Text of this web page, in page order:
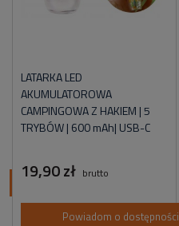
LATARKA LED
AKUMULATOROWA
CAMPINGOWA Z HAKIEM | 5
TRYBÓW | 600 mAh| USB-C
19,90 zł brutto
Powiadom o dostępności